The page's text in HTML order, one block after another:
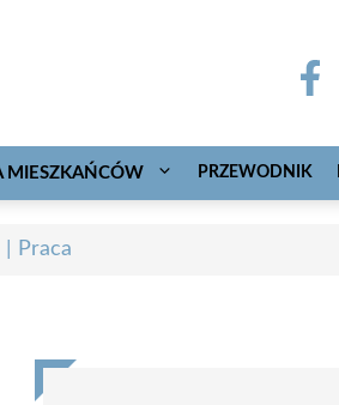
MIESZKAŃCÓW PRZEWODNIK
Praca